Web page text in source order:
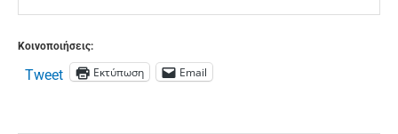
Κοινοποιήσεις:
Tweet Εκτύπωση Email